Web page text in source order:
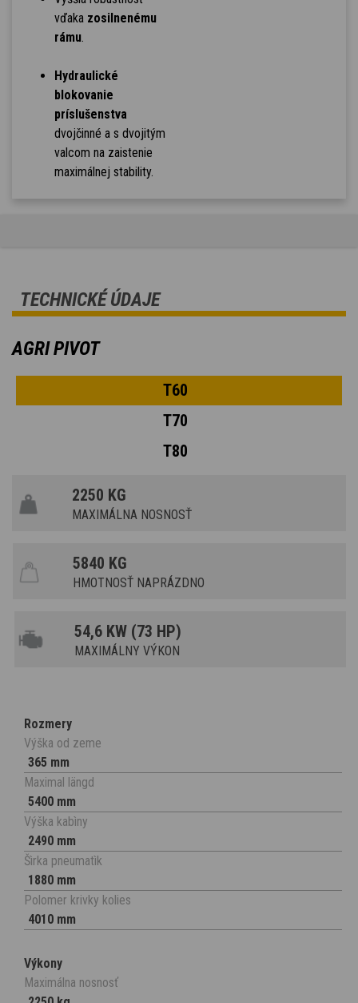
vďaka zosilnenému
rámu.
Hydraulické
blokovanie
príslušenstva
dvojčinné a s dvojitým
valcom na zaistenie
maximálnej stability.
TECHNICKÉ ÚDAJE
AGRI PIVOT
T60
T70
T80
2250 KG
MAXIMÁLNA NOSNOSŤ
5840 KG
HMOTNOSŤ NAPRÁZDNO
54,6 KW (73 HP)
MAXIMÁLNY VÝKON
Rozmery
Výška od zeme
365 mm
Maximal längd
5400 mm
Výška kabìny
2490 mm
Šìrka pneumatìk
1880 mm
Polomer krivky kolies
4010 mm
Výkony
Maximálna nosnosť